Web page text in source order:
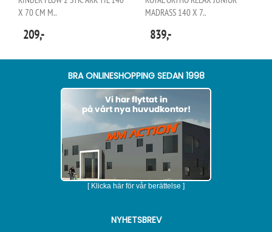
X 70 CM M..
209,-
MADRASS 140 X 7..
839,-
BRA ONLINESHOPPING SEDAN 1998
[ Klicka här för vår berättelse ]
NYHETSBREV